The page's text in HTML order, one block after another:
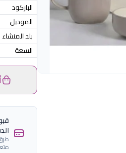
الباركود
الموديل
بلد المنشاء
السعة